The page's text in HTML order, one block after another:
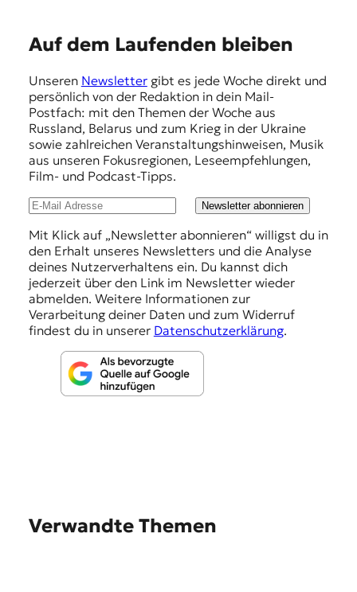
Auf dem Laufenden bleiben
Unseren Newslettergibt es jede Woche direkt und
persönlich von der Redaktion in dein Mail-
Postfach: mit den Themen der Woche aus
Russland, Belarus und zum Krieg in der Ukraine
sowie zahlreichen Veranstaltungshinweisen, Musik
aus unseren Fokusregionen, Leseempfehlungen,
Film- und Podcast-Tipps.
Newsletter abonnieren
Mit Klick auf „Newsletter abonnieren“ willigst du in
den Erhalt unseres Newsletters und die Analyse
deines Nutzerverhaltens ein. Du kannst dich
jederzeit über den Link im Newsletter wieder
abmelden. Weitere Informationen zur
Verarbeitung deiner Daten und zum Widerruf
findest du in unserer Datenschutzerklärung.
Verwandte Themen